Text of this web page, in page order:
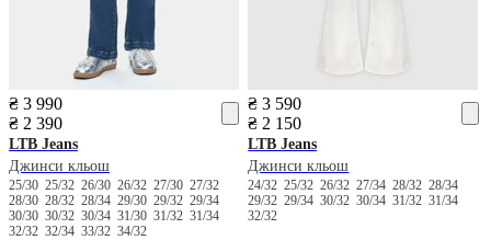
₴ 3 990
₴ 2 390
LTB Jeans
Джинси кльош
25/30 25/32 26/30 26/32 27/30 27/32
28/30 28/32 28/34 29/30 29/32 29/34
30/30 30/32 30/34 31/30 31/32 31/34
32/32 32/34 33/32 34/32
₴ 3 590
₴ 2 150
LTB Jeans
Джинси кльош
24/3225/3226/3227/3428/3228/34
29/3229/3430/3230/3431/3231/34
32/32